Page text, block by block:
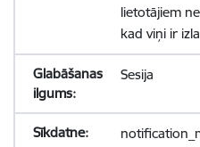
lietotājiem
kad viņi ir
Sesija